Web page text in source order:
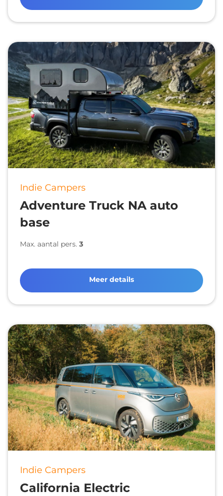
Indie Campers
Adventure Truck NA auto
base
Max. aantal pers. 3
Meer details
Indie Campers
California Electric